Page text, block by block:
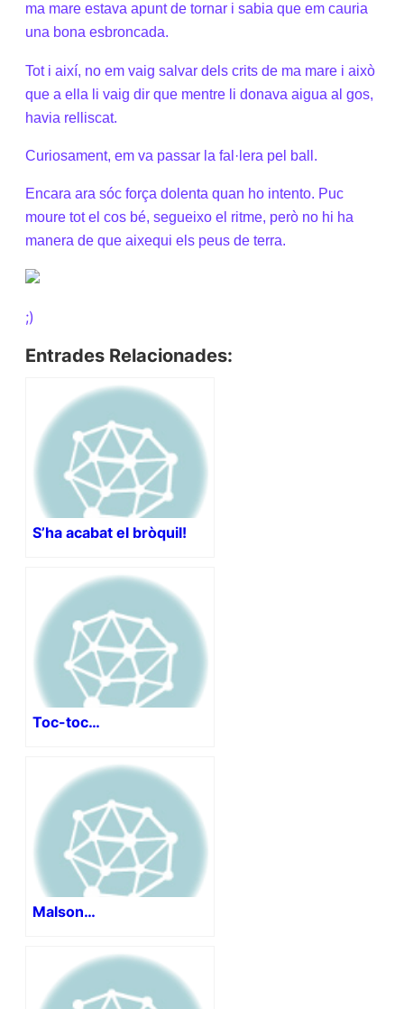
ma mare estava apunt de tornar i sabia que em cauria
una bona esbroncada.
Tot i així, no em vaig salvar dels crits de ma mare i això
que a ella li vaig dir que mentre li donava aigua al gos,
havia relliscat.
Curiosament, em va passar la fal·lera pel ball.
Encara ara sóc força dolenta quan ho intento. Puc
moure tot el cos bé, segueixo el ritme, però no hi ha
manera de que aixequi els peus de terra.
;)
Entrades Relacionades:
S’ha acabat el bròquil!
Toc-toc…
Malson…